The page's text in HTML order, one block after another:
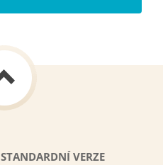
STANDARDNÍ VERZE